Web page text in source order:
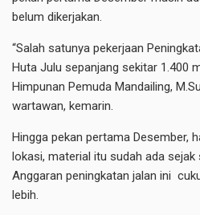
belum dikerjakan.
“Salah satunya pekerjaan
Huta Julu sepanjang sekitar 1.400
Himpunan Pemuda Mandailing,
wartawan, kemarin.
Hingga pekan pertama Desember,
lokasi, material itu sudah ada sejak
Anggaran peningkatan jalan ini
lebih.